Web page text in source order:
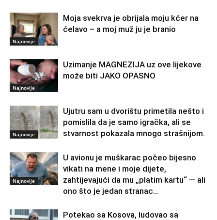
Najnovije
Moja svekrva je obrijala moju kćer na
ćelavo – a moj muž ju je branio
Najnovije
Uzimanje MAGNEZIJA uz ove lijekove
može biti JAKO OPASNO
Najnovije
Ujutru sam u dvorištu primetila nešto i
pomislila da je samo igračka, ali se
stvarnost pokazala mnogo strašnijom.
Najnovije
U avionu je muškarac počeo bijesno
vikati na mene i moje dijete,
zahtijevajući da mu „platim kartu“ — ali
ono što je jedan stranac...
Potekao sa Kosova, ludovao sa